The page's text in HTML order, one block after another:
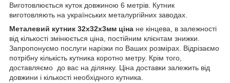
Виготовлюється куток довжиною 6 метрів. Кутник
виготовляють на українських металургійних заводах.
Металевий кутник 32x32х3мм ціна не кінцева, в залежності
від кількості змінюється ціна, постійним клієнтам знижки.
Запропонуємо послуги нарізки по Ваших розмірах. Відрізаємо
потрібну кількість кутника коротно метру. Крім того,
доставляємо до вас на ділянку. Ціна доставки залежить від
довжини і кількості необхідного кутника.